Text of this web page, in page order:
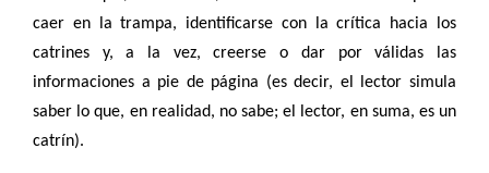
caer en la trampa, identificarse con la crítica hacia los
catrines y, a la vez, creerse o dar por válidas las
informaciones a pie de página (es decir, el lector simula
saber lo que, en realidad, no sabe; el lector, en suma, es un
catrín).